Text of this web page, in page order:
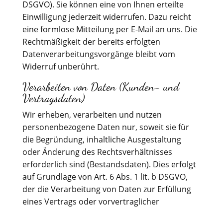
DSGVO). Sie können eine von Ihnen erteilte
Einwilligung jederzeit widerrufen. Dazu reicht
eine formlose Mitteilung per E-Mail an uns. Die
Rechtmäßigkeit der bereits erfolgten
Datenverarbeitungsvorgänge bleibt vom
Widerruf unberührt.
Verarbeiten von Daten (Kunden- und
Vertragsdaten)
Wir erheben, verarbeiten und nutzen
personenbezogene Daten nur, soweit sie für
die Begründung, inhaltliche Ausgestaltung
oder Änderung des Rechtsverhältnisses
erforderlich sind (Bestandsdaten). Dies erfolgt
auf Grundlage von Art. 6 Abs. 1 lit. b DSGVO,
der die Verarbeitung von Daten zur Erfüllung
eines Vertrags oder vorvertraglicher